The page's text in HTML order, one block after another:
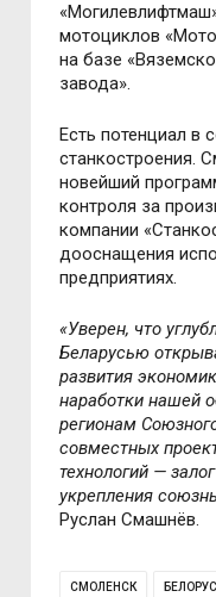
мотоциклов
на базе
завода».
Есть потенциал в
станкостроения.
новейший
контроля за
компании
дооснащения
предприятиях.
«Уверен, что
Беларусью
развития
наработки нашей
регионам
совместных
технологий —
укрепления
Руслан Смашнёв.
СМОЛЕНСК